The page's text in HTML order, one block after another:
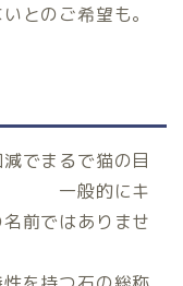
とのご希望も。
でまるで猫の目
一般的にキ
前ではありませ